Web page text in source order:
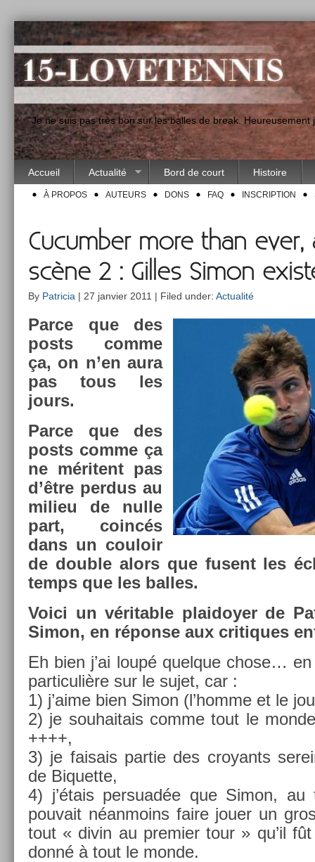
"Je ne suis pas très bon sur les balles de break.
Accueil Actualité Bord de court Histoire
À PROPOS AUTEURS DONS FAQ INSCRIPTION
Cucumber more than ever,
scène 2 : Gilles Simon
By Patricia | 27 janvier 2011 | Filed under: Actualité
Parce que des
posts comme
ça, on n’en aura
pas tous les
jours.
Parce que des
posts comme ça
ne méritent pas
d’être per­dus au
milieu de nulle
part, coincés
dans un co­uloir
de doub­le alors que fusent les
temps que les bal­les.
Voici un vérit­able plaidoy­er de
Simon, en réponse aux critiques
Eh bien j’ai loupé quel­que chose…
par­ticuliè­re sur le sujet, car :
1) j’aime bien Simon (l’homme et le
2) je souhaitais comme tout le
++++,
3) je faisais par­tie des croyants
de Bi­quet­te,
4) j’étais per­suad­ée que Simon, au
pouvait néan­moins faire jouer un
tout « divin au pre­mi­er tour » qu’il
donné à tout le monde.